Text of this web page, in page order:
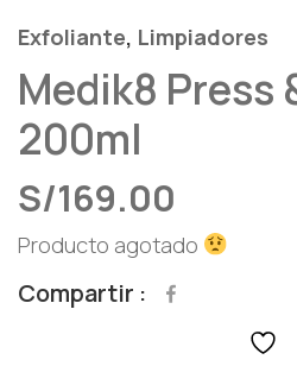
Exfoliante, Limpiadores
Medik8 Press
200ml
S/169.00
Producto agotado
Compartir